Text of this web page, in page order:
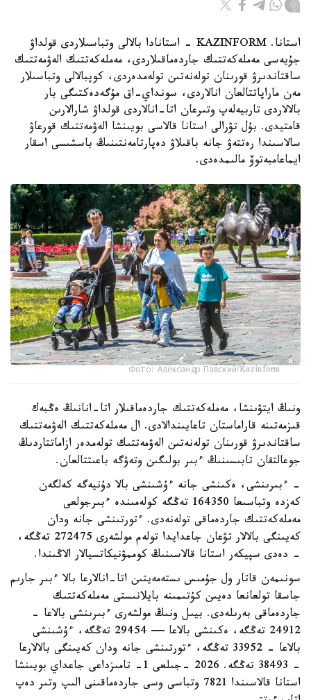
استانا. KAZINFORM - استانادا بالالى وتباسىلاردى قولداۋ
جۇيەسى مەملەكەتتىك جاردەماقىلاردى، مەملەكەتتىك الەۋمەتتىك
ساقتاندىرۋ قورىنان تولەنەتىن تولەمدەردى، كوپبالالى وتباسىلار
مەن ماراپاتتالعان انالاردى، سونداي-اق مۇگەدەكتىگى بار
بالالاردى تاربيەلەپ وتىرعان اتا-انالاردى قولداۋ شارالارىن
قامتيدى. بۇل تۋرالى استانا قالاسى بويىنشا الەۋمەتتىك قورعاۋ
سالاسىندا رەتتەۋ جانە باقىلاۋ دەپارتامەنتىنىڭ باسشىسى اسقار
ايماعامبەتوۆ مالىمدەدى.
Фото: Александр Павский/Kazinform
ونىڭ ايتۋىنشا، مەملەكەتتىك جاردەماقىلار اتا-انانىڭ ەڭبەك
قىزمەتىنە قاراماستان تاعايىندالادى. ال مەملەكەتتىك الەۋمەتتىك
ساقتاندىرۋ قورىنان تولەنەتىن الەۋمەتتىك تولەمدەر ازاماتتاردىڭ
جوعالتقان تابىسىنىڭ ءبىر بولىگىن وتەۋگە باعىتتالعان.
- ءبىرىنشى، ەكىنشى جانە ءۇشىنشى بالا دۇنيەگە كەلگەن
كەزدە وتباسىعا 164350 تەڭگە كولەمىندە ءبىرجولعى
مەملەكەتتىك جاردەماقى تولەنەدى. ءتورتىنشى جانە ودان
كەيىنگى بالالار تۋعان جاعدايدا تولەم مولشەرى 272475 تەڭگە،
- دەدى سپيكەر استانا قالاسىنىڭ كوممۋنيكاتسيالار الاڭىندا.
سونىمەن قاتار ول جۇمىس ىستەمەيتىن اتا-انالارعا بالا ءبىر جارىم
جاسقا تولعانعا دەيىن كۇتىمىنە بايلانىستى مەملەكەتتىك
جاردەماقى بەرىلەدى. بيىل ونىڭ مولشەرى ءبىرىنشى بالاعا -
24912 تەڭگە، ەكىنشى بالاعا — 29454 تەڭگە، ءۇشىنشى
بالاعا - 33952 تەڭگە، ءتورتىنشى جانە ودان كەيىنگى بالالارعا
- 38493 تەڭگە. 2026 -جىلعى 1- تامىزداعى جاعداي بويىنشا
استانا قالاسىندا 7821 وتباسى وسى جاردەماقىنى الىپ وتىر دەپ